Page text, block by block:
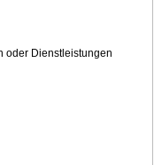
oder Dienstleistungen